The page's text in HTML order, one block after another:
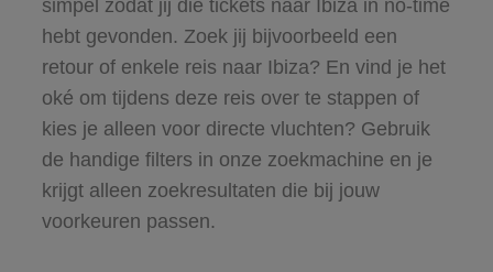
simpel zodat jij die tickets naar Ibiza in no-time
hebt gevonden. Zoek jij bijvoorbeeld een
retour of enkele reis naar Ibiza? En vind je het
oké om tijdens deze reis over te stappen of
kies je alleen voor directe vluchten? Gebruik
de handige filters in onze zoekmachine en je
krijgt alleen zoekresultaten die bij jouw
voorkeuren passen.